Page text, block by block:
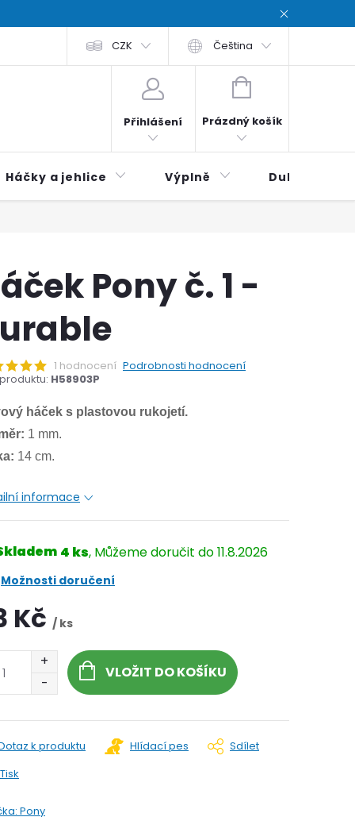
podmínky Zásady ochrana osobních údajů / Privacy
CZK Čeština
Přihlášení
NÁKUPNÍ
Prázdný košík
Háčky a jehlice Výplně Duhová
Pony č. 1 -
1 hodnocení Podrobnosti hodnocení
H58903P
háček s plastovou rukojetí.
1 mm.
14 cm.
informace
4 ks 11.8.2026
Možnosti doručení
Kč / ks
VLOŽIT DO KOŠÍKU
Tisk
k produktu Hlídací pes Sdílet
Pony